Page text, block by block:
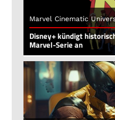
Marvel Cinematic
Disney+ kündigt
Marvel-Serie an